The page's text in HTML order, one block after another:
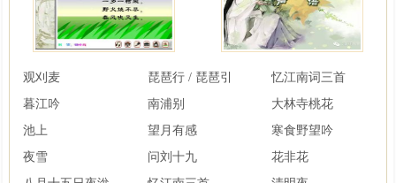
观刈麦 琵琶行 / 琵琶引
忆江南词三首
暮江吟
南浦别
大林寺桃花
池上
望月有感
寒食野望吟
夜雪
问刘十九
花非花